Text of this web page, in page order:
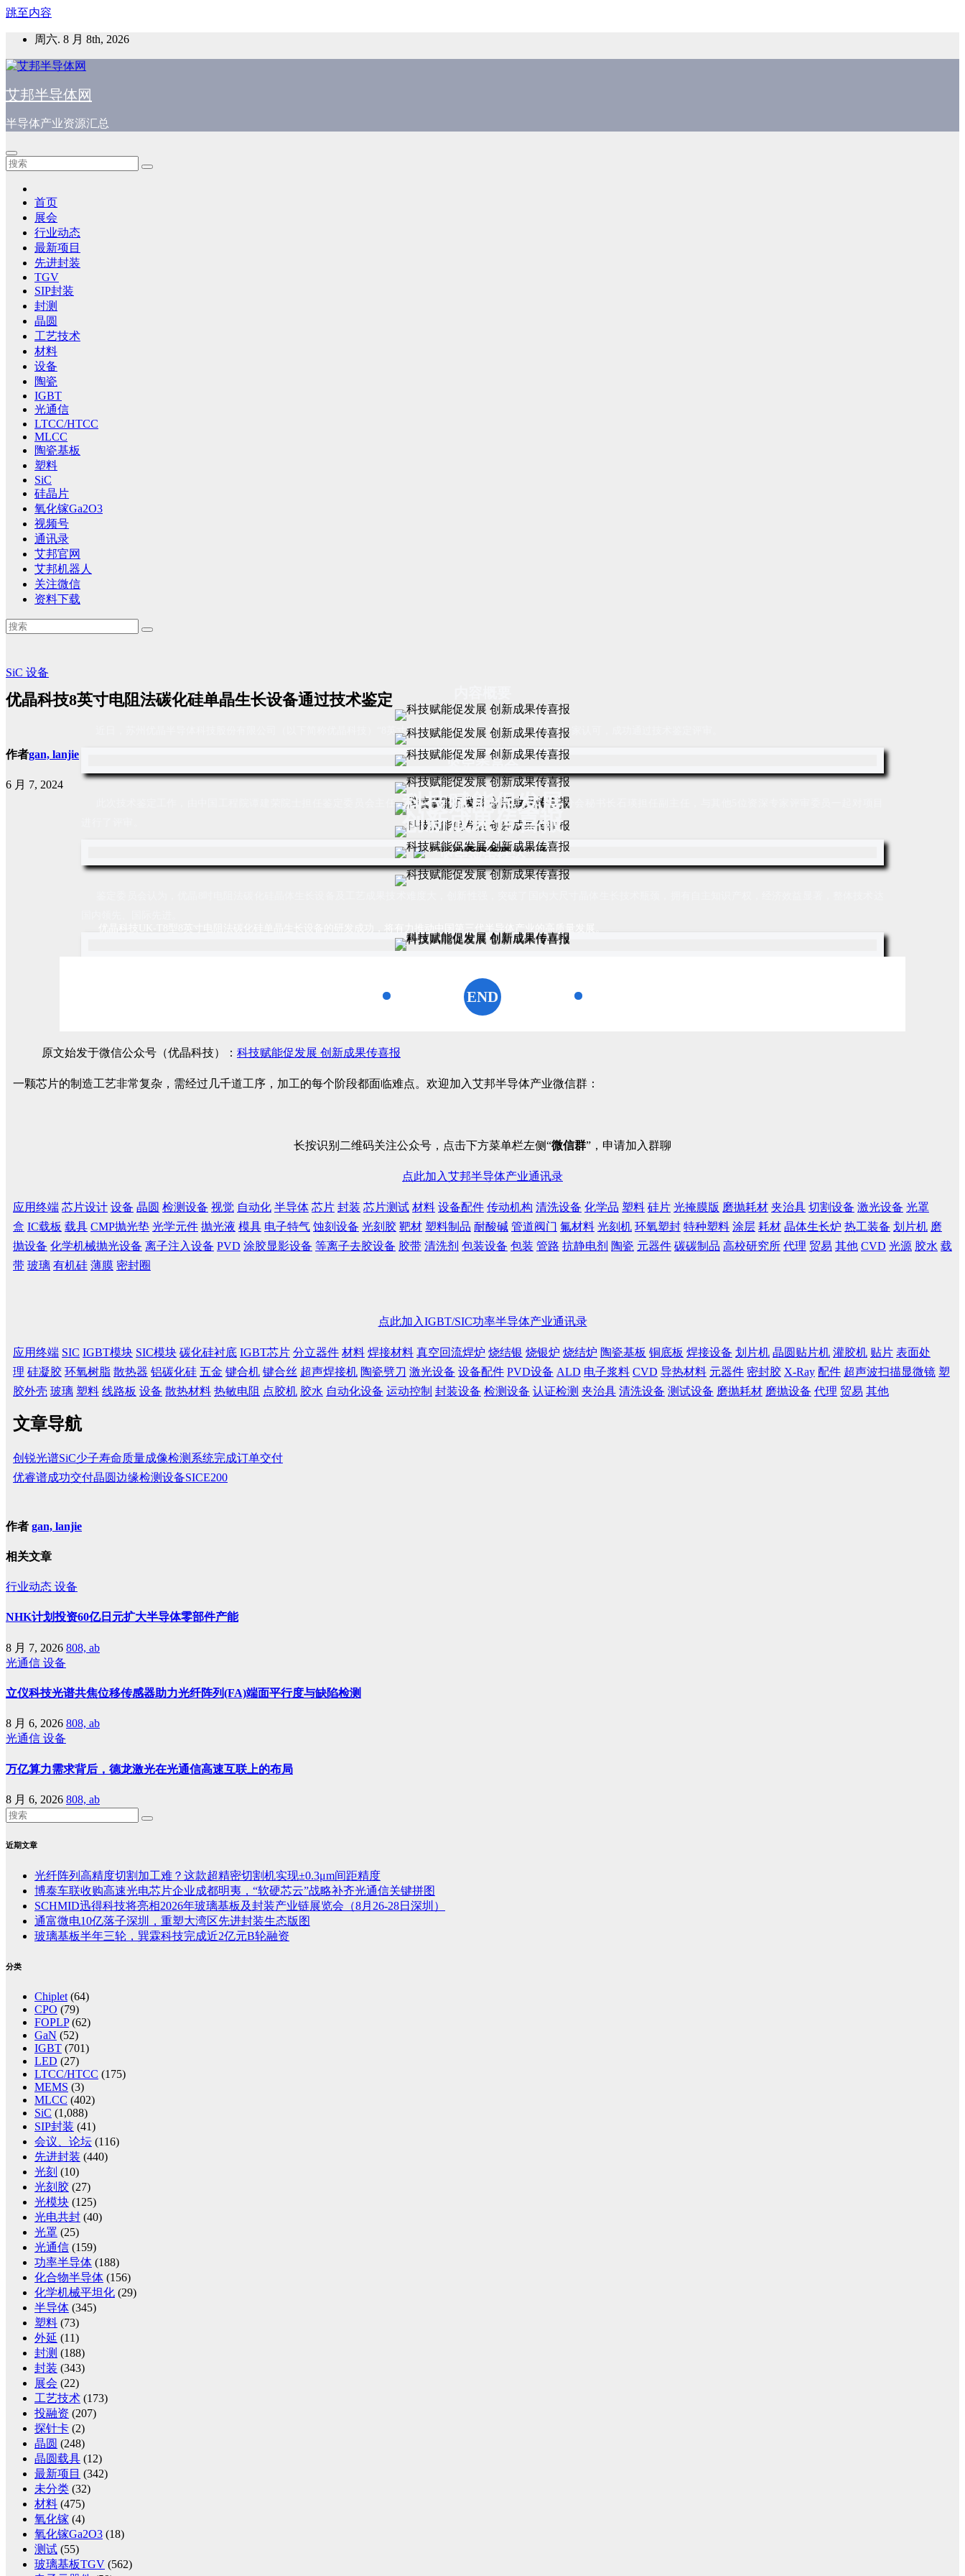
跳至内容
周六. 8 月 8th, 2026
艾邦半导体网
半导体产业资源汇总
首页
展会
行业动态
最新项目
先进封装
TGV
SIP封装
封测
晶圆
工艺技术
材料
设备
陶瓷
IGBT
光通信
LTCC/HTCC
MLCC
陶瓷基板
塑料
SiC
硅晶片
氧化镓Ga2O3
视频号
通讯录
艾邦官网
艾邦机器人
关注微信
资料下载
SiC 设备
优晶科技8英寸电阻法碳化硅单晶生长设备通过技术鉴定
作者gan, lanjie
6 月 7, 2024
科技赋能促发展
创新成果传喜报
近日，苏州优晶半导体科技股份有限公司（以下简称优晶科技）“8英寸电阻法碳化硅单晶生长设备”获行业专家认可，成功通过技术鉴定评审。
中国工程院谭建荣院士担任鉴定委员会主任、中国半导体行业协会半导体支撑业分会秘书长石瑛
鉴定评审结论
END
原文始发于微信公众号（优晶科技）： 科技赋能促发展 创新成果传喜报
一颗芯片的制造工艺非常复杂，需经过几千道工序，加工的每个阶段都面临难点。欢迎加入艾邦半导体产业微信群：
长按识别二维码关注公众号，点击下方菜单栏左侧“微信群”，申请加入群聊
点此加入艾邦半导体产业通讯录
应用终端 芯片设计 设备 晶圆 检测设备 视觉 自动化 半导体 芯片 封装 芯片测试 材料 设备配件 传动机构 清洗设备 化学品 塑料 硅片 光掩膜版 磨抛耗材 夹治具 切割设备 激光设备 光罩
盒 IC载板 载具 CMP抛光垫 光学元件 抛光液 模具 电子特气 蚀刻设备 光刻胶 靶材 塑料制品 耐酸碱 管道阀门 氟材料 光刻机 环氧塑封 特种塑料 涂层 耗材 晶体生长炉 热工装备 划片机 磨
抛设备 化学机械抛光设备 离子注入设备 PVD 涂胶显影设备 等离子去胶设备 胶带 清洗剂 包装设备 包装 管路 抗静电剂 陶瓷 元器件 碳碳制品 高校研究所 代理 贸易 其他 CVD 光源 胶水 载
带 玻璃 有机硅 薄膜 密封圈
点此加入IGBT/SIC功率半导体产业通讯录
应用终端 SIC IGBT模块 SIC模块 碳化硅衬底 IGBT芯片 分立器件 材料 焊接材料 真空回流焊炉 烧结银 烧银炉 烧结炉 陶瓷基板 铜底板 焊接设备 划片机 晶圆贴片机 灌胶机 贴片 表面处
理 硅凝胶 环氧树脂 散热器 铝碳化硅 五金 键合机 键合丝 超声焊接机 陶瓷劈刀 激光设备 设备配件 PVD设备 ALD 电子浆料 CVD 导热材料 元器件 密封胶 X-Ray 配件 超声波扫描显微镜 塑
胶外壳 玻璃 塑料 线路板 设备 散热材料 热敏电阻 点胶机 胶水 自动化设备 运动控制 封装设备 检测设备 认证检测 夹治具 清洗设备 测试设备 磨抛耗材 磨抛设备 代理 贸易 其他
文章导航
创锐光谱SiC少子寿命质量成像检测系统完成订单交付
优睿谱成功交付晶圆边缘检测设备SICE200
作者 gan, lanjie
相关文章
行业动态 设备
NHK计划投资60亿日元扩大半导体零部件产能
8 月 7, 2026 808, ab
光通信 设备
立仪科技光谱共焦位移传感器助力光纤阵列(FA)端面平行度与缺陷检测
8 月 6, 2026 808, ab
光通信 设备
万亿算力需求背后，德龙激光在光通信高速互联上的布局
8 月 6, 2026 808, ab
近期文章
光纤阵列高精度切割加工难？这款超精密切割机实现±0.3μm间距精度
博泰车联收购高速光电芯片企业成都明夷，“软硬芯云”战略补齐光通信关键拼图
SCHMID迅得科技将亮相2026年玻璃基板及封装产业链展览会（8月26-28日深圳）
通富微电10亿落子深圳，重塑大湾区先进封装生态版图
玻璃基板半年三轮，巽霖科技完成近2亿元B轮融资
分类
Chiplet (64)
CPO (79)
FOPLP(62)
GaN (52)
IGBT (701)
LED (27)
LTCC/HTCC (175)
MEMS (3)
MLCC (402)
SiC (1,088)
SIP封装 (41)
会议、论坛 (116)
先进封装 (440)
光刻 (10)
光刻胶 (27)
光模块 (125)
光电共封 (40)
光罩 (25)
光通信 (159)
功率半导体 (188)
化合物半导体 (156)
化学机械平坦化 (29)
半导体 (345)
塑料 (73)
外延 (11)
封测 (188)
封装 (343)
展会 (22)
工艺技术 (173)
投融资 (207)
探针卡 (2)
晶圆 (248)
晶圆载具 (12)
最新项目 (342)
未分类 (32)
材料 (475)
氧化镓 (4)
氧化镓Ga2O3 (18)
测试 (55)
玻璃基板TGV (562)